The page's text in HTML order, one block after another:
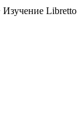
Изучение Libretto